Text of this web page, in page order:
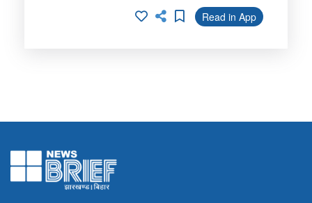
Read in App